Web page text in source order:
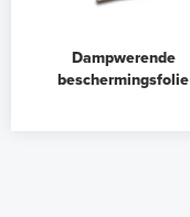
Dampwerende
beschermingsfolie